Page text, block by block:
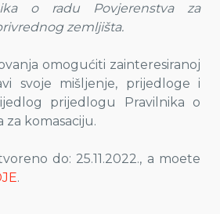
o radu Povjerenstva za
zemljišta.
omogućiti zainteresiranoj
svoje mišljenje, prijedloge i
prijedlogu Pravilnika o
komasaciju.
do: 25.11.2022., a moete
.